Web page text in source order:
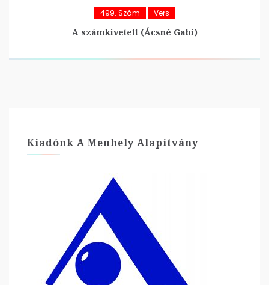
499. Szám Vers
A számkivetett (Ácsné Gabi)
Kiadónk A Menhely Alapítvány